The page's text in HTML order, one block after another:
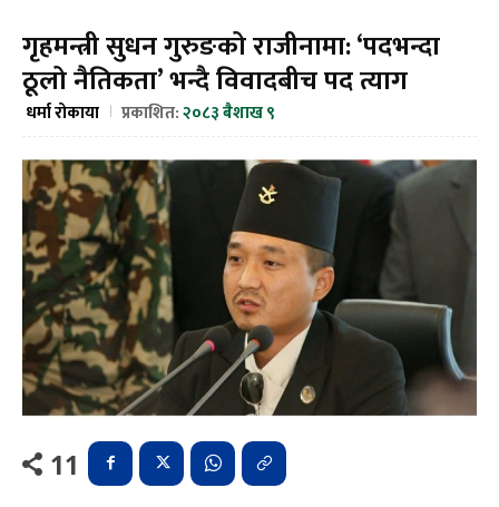
गृहमन्त्री सुधन गुरुङको राजीनामा: ‘पदभन्दा
ठूलो नैतिकता’ भन्दै विवादबीच पद त्याग
धर्मा रोकाया प्रकाशित:२०८३ बैशाख ९
11